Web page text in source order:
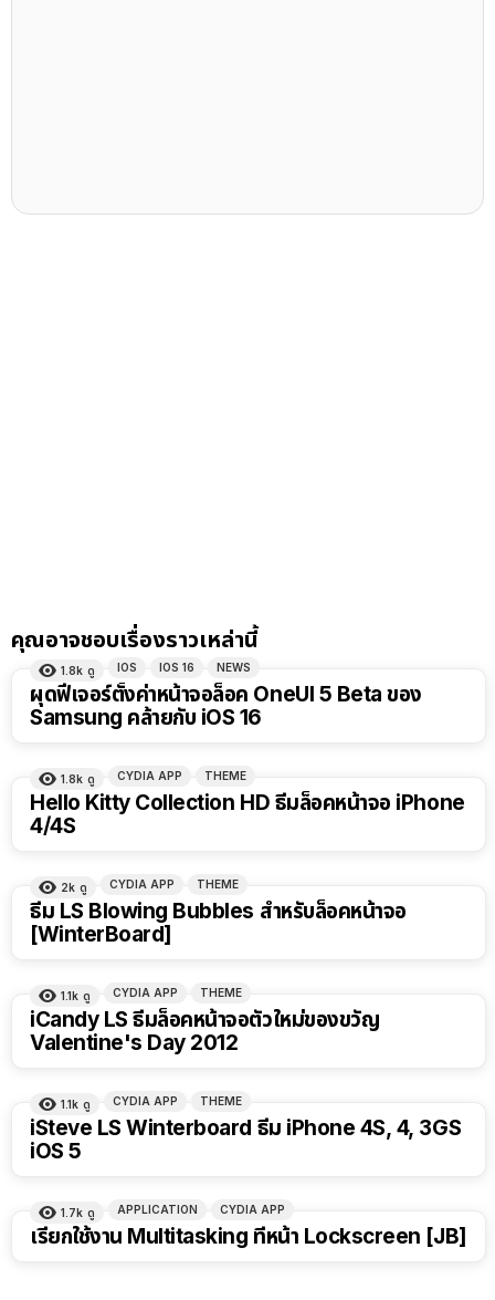
คุณอาจชอบเรื่องราวเหล่านี้
1.8k ดู IOS IOS 16 NEWS
ผุดฟีเจอร์ตั้งค่าหน้าจอล็อค OneUI 5 Beta ของ
Samsung คล้ายกับ iOS 16
1.8k ดู CYDIA APP THEME
Hello Kitty Collection HD ธีมล็อคหน้าจอ iPhone
4/4S
2k ดู CYDIA APP THEME
ธีม LS Blowing Bubbles สำหรับล็อคหน้าจอ
[WinterBoard]
1.1k ดู CYDIA APP THEME
iCandy LS ธีมล็อคหน้าจอตัวใหม่ของขวัญ
Valentine's Day 2012
1.1k ดู CYDIA APP THEME
iSteve LS Winterboard ธีม iPhone 4S, 4, 3GS
iOS 5
1.7k ดู APPLICATION CYDIA APP
เรียกใช้งาน Multitasking ที่หน้า Lockscreen [JB]